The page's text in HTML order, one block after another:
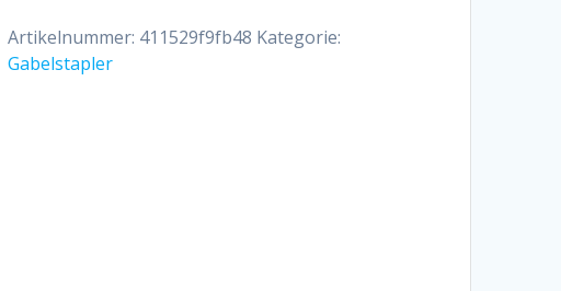
Artikelnummer: 411529f9fb48 Kategorie:
Gabelstapler